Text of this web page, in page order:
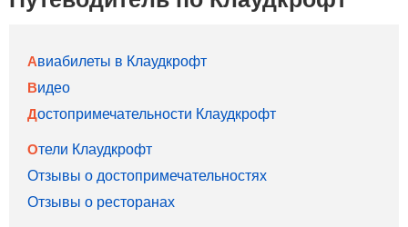
Авиабилеты в Клаудкрофт
Видео
Достопримечательности Клаудкрофт
Отели Клаудкрофт
Отзывы о достопримечательностях
Отзывы о ресторанах